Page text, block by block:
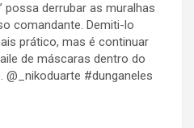
possa derrubar as muralhas
comandante. Demiti-lo
prático, mas é continuar
de máscaras dentro do
@_nikoduarte #dunganeles